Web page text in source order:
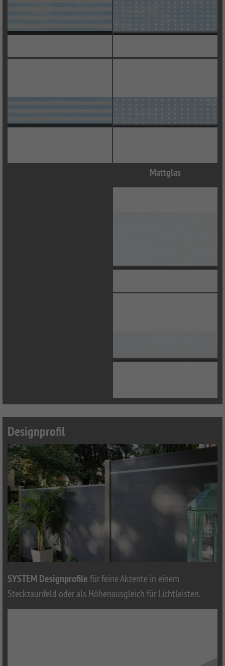
Mattglas
Designprofil
SYSTEM Designprofile für feine Akzente in einem
Steckzaunfeld oder als Höhenausgleich für Lichtleisten.